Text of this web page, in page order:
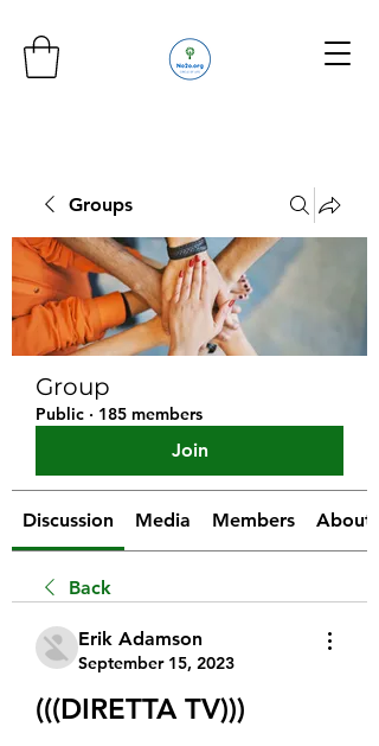
Groups
Group
Public · 185 members
Join
Discussion Media Members About
Back
Erik Adamson
September 15, 2023
(((DIRETTA TV)))